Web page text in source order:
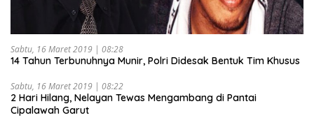
Sabtu, 16 Maret 2019 | 08:28
14 Tahun Terbunuhnya Munir, Polri Didesak Bentuk Tim Khusus
Sabtu, 16 Maret 2019 | 08:22
2 Hari Hilang, Nelayan Tewas Mengambang di Pantai
Cipalawah Garut